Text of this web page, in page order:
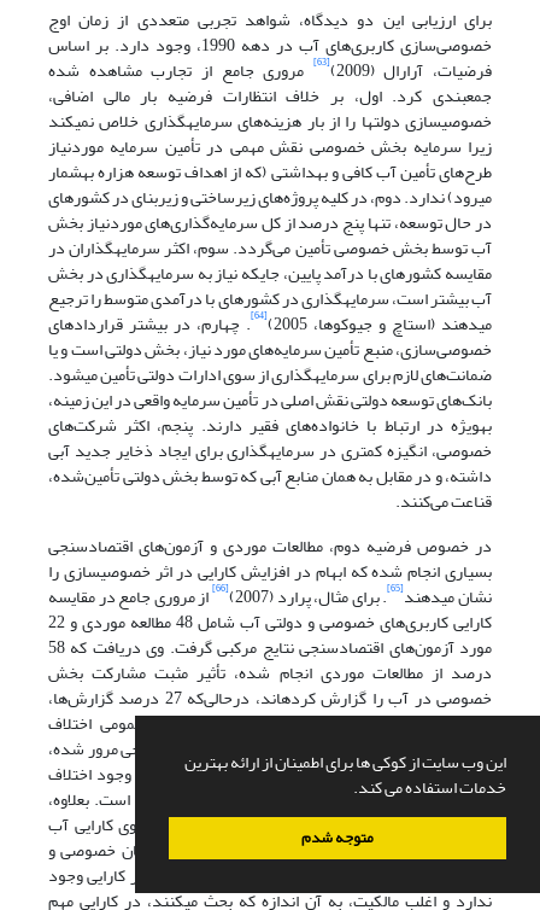
این وب سایت از کوکی ها برای اطمینان از ارائه بهترین
خدمات استفاده می کند.
متوجه شدم
برای ارزیابی این دو دیدگاه، شواهد تجربی متعددی از زمان اوج
خصوصی‌سازی کاربری‌های آب در دهه 1990، وجود دارد. بر اساس
فرضیات، آرارال (2009) [63] مروری جامع از تجارب مشاهده شده
جمع‏بندی کرد. اول، بر خلاف انتظارات فرضیه بار مالی اضافی،
خصوصی‏سازی دولت‏ها را از بار هزینه‌های سرمایه‏گذاری خلاص نمی‏کند
زیرا سرمایه بخش خصوصی نقش مهمی در تأمین سرمایه موردنیاز
طرح‌های تأمین آب کافی و بهداشتی (که از اهداف توسعه هزاره به‏شمار
می‏رود) ندارد. دوم، در کلیه پروژه‌های زیرساختی و زیربنای در کشورهای
در حال توسعه، تنها پنج درصد از کل سرمایه‌گذاری‌های موردنیاز بخش
آب توسط بخش خصوصی تأمین می‌گردد. سوم، اکثر سرمایه‏گذاران در
مقایسه کشورهای با درآمد پایین، جای‏که نیاز به سرمایه‏گذاری در بخش
آب بیش‏تر است، سرمایه‏گذاری در کشورهای با درآمدی متوسط را ترجیع
می‏دهند (استاچ و جیوکوها، 2005) [64] . چهارم، در بیشتر قراردادهای
خصوصی‌سازی، منبع تأمین سرمایه‌های مورد نیاز، بخش دولتی است و یا
ضمانت‌های لازم برای سرمایه‏گذاری از سوی ادارات دولتی تأمین می‏شود.
بانک‌های توسعه دولتی نقش اصلی در تأمین سرمایه واقعی در این زمینه،
به‏ویژه در ارتباط با خانواده‌های فقیر دارند. پنجم، اکثر شرکت‌های
خصوصی، انگیزه کمتری در سرمایه‏گذاری برای ایجاد ذخایر جدید آبی
داشته، و در مقابل به همان منابع آبی که توسط بخش دولتی تأمین‌شده،
قناعت می‌کنند.
در خصوص فرضیه دوم، مطالعات موردی و آزمون‌های اقتصادسنجی
بسیاری انجام شده که ابهام در افزایش کارایی در اثر خصوصی‏سازی را
نشان می‏دهند[65] . برای مثال، پرارد (2007) [66] از مروری جامع در مقایسه
کارایی کاربری‌های خصوصی و دولتی آب شامل 48 مطالعه موردی و 22
مورد آزمون‌های اقتصادسنجی نتایج مرکبی گرفت. وی دریافت که 58
درصد از مطالعات موردی انجام شده، تأثیر مثبت مشارکت بخش
خصوصی در آب را گزارش کرده‏اند، درحالی‌که 27 درصد گزارش‌ها،
ادعا می‌کنند بین کارایی آب در بخش خصوصی و عمومی اختلاف
معنی‌داری وجود ندارد. از 22 مورد آزمون‌های اقتصادسنجی مرور شده،
پرارد دریافت که 68 درصد از این مطالعات بیانگر عدم وجود اختلاف
معنی‏داری بین بخش‌های دولتی و خصوصی از نظر کارایی است. بعلاوه،
ایستاچ و همکاران (2005) [67] شواهد اقتصادسنجی بر روی کارایی آب
خلاصه و نتیجه‌گیری کردند که بین عملکرد اداره‌کنندگان خصوصی و
دولتی در بخش آب از نظر آماری اختلاف معنی‌داری، از نظر کارایی وجود
ندارد و اغلب مالکیت، به آن اندازه که بحث می‏کنند، در کارایی مهم